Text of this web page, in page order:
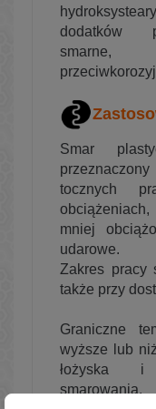
dodatków
smarne,
Smar
tocznych
mniej
udarowe.
Zakres pracy
także przy
Graniczne
wyższe lub
łożyska i
smarowania.